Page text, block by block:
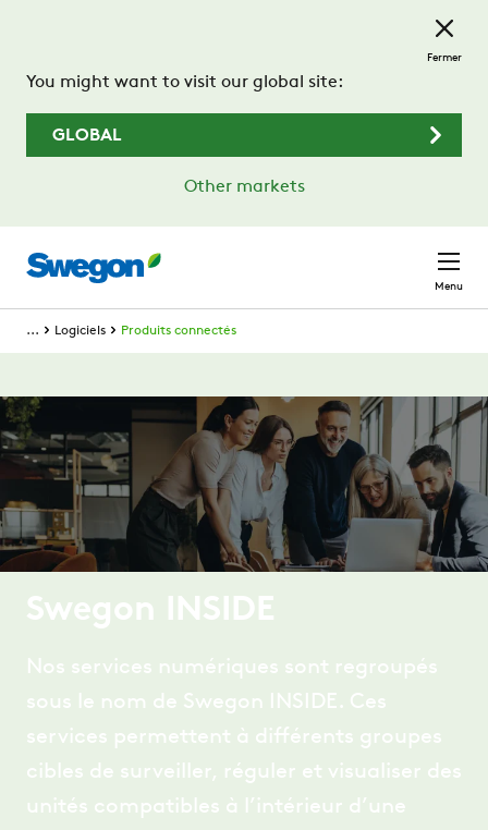
You might want to visit our global site:
GLOBAL
Other markets
Fermer
Menu
... Logiciels Produits connectés
Swegon INSIDE
Nos services numériques sont regroupés
sous le nom de Swegon INSIDE. Ces
services permettent à différents groupes
cibles de surveiller, réguler et visualiser des
unités compatibles à l’intérieur d’une